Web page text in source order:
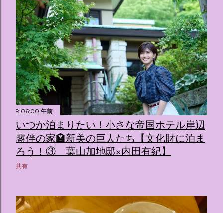
9:06:00 午前
いつか泊まりたい！小さな帝国ホテル岸辺
露伴の家🏩新美の巨人たち【文化財に泊ま
ろう！③ 葉山加地邸×内田有紀】
共有